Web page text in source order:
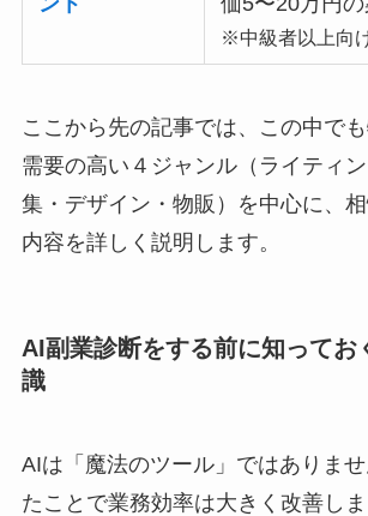
※中級者以上向
ここから先の記事では、この中で
需要の高い４ジャンル（ライティ
集・デザイン・物販）を中心に、
内容を詳しく説明します。
AI副業診断をする前に知ってお
識
AIは「魔法のツール」ではありま
たことで業務効率は大きく改善し